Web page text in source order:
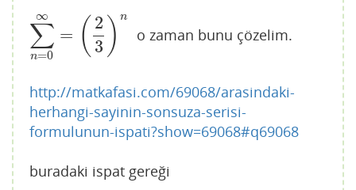
∑
n=0
∞
= ( 2
3 ) n
∑n = 0∞ ( 3) n o zaman bunu çözelim.
http://matkafasi.com/69068/arasindaki-
herhangi-sayinin-sonsuza-serisi-
formulunun-ispati?show=69068#q69068
buradaki ispat gereği